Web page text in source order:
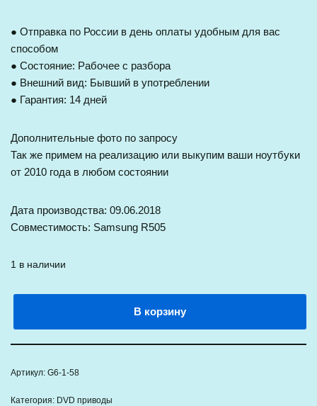
● Отправка по России в день оплаты удобным для вас
способом
● Состояние: Рабочее с разбора
● Внешний вид: Бывший в употреблении
● Гарантия: 14 дней
Дополнительные фото по запросу
Так же примем на реализацию или выкупим ваши ноутбуки
от 2010 года в любом состоянии
Дата производства: 09.06.2018
Совместимость: Samsung R505
1 в наличии
В корзину
Артикул: G6-1-58
Категория: DVD приводы